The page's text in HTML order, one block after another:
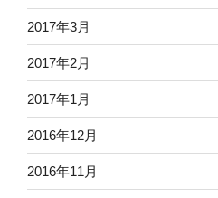
2017年3月
2017年2月
2017年1月
2016年12月
2016年11月